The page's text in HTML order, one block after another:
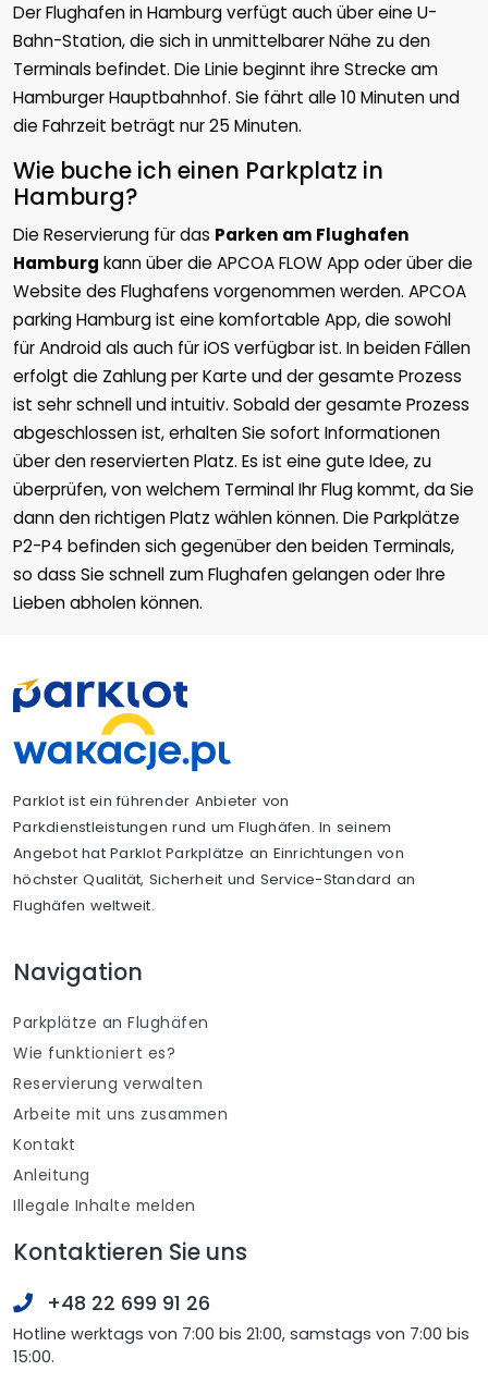
Der Flughafen in Hamburg verfügt auch über eine U-
Bahn-Station, die sich in unmittelbarer Nähe zu den
Terminals befindet. Die Linie beginnt ihre Strecke am
Hamburger Hauptbahnhof. Sie fährt alle 10 Minuten und
die Fahrzeit beträgt nur 25 Minuten.
Wie buche ich einen Parkplatz in
Hamburg?
Die Reservierung für das Parken am Flughafen
Hamburg kann über die APCOA FLOW App oder über die
Website des Flughafens vorgenommen werden. APCOA
parking Hamburg ist eine komfortable App, die sowohl
für Android als auch für iOS verfügbar ist. In beiden Fällen
erfolgt die Zahlung per Karte und der gesamte Prozess
ist sehr schnell und intuitiv. Sobald der gesamte Prozess
abgeschlossen ist, erhalten Sie sofort Informationen
über den reservierten Platz. Es ist eine gute Idee, zu
überprüfen, von welchem Terminal Ihr Flug kommt, da Sie
dann den richtigen Platz wählen können. Die Parkplätze
P2-P4 befinden sich gegenüber den beiden Terminals,
so dass Sie schnell zum Flughafen gelangen oder Ihre
Lieben abholen können.
Parklot ist ein führender Anbieter von
Parkdienstleistungen rund um Flughäfen. In seinem
Angebot hat Parklot Parkplätze an Einrichtungen von
höchster Qualität, Sicherheit und Service-Standard an
Flughäfen weltweit.
Navigation
Parkplätze an Flughäfen
Wie funktioniert es?
Reservierung verwalten
Arbeite mit uns zusammen
Kontakt
Anleitung
Illegale Inhalte melden
Kontaktieren Sie uns
+48 22 699 91 26
Hotline werktags von 7:00 bis 21:00, samstags von 7:00 bis
15:00.